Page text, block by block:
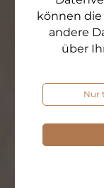
können
andere
über
Nur